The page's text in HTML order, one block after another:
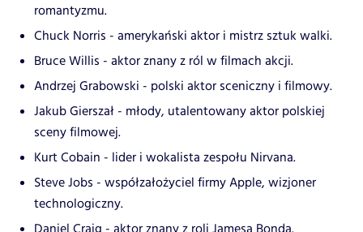
romantyzmu.
Chuck Norris - amerykański aktor i mistrz sztuk walki.
Bruce Willis - aktor znany z ról w filmach akcji.
Andrzej Grabowski - polski aktor sceniczny i filmowy.
Jakub Gierszał - młody, utalentowany aktor polskiej
sceny filmowej.
Kurt Cobain - lider i wokalista zespołu Nirvana.
Steve Jobs - współzałożyciel firmy Apple, wizjoner
technologiczny.